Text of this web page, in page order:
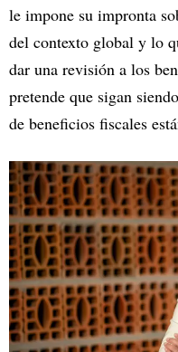
le impone su impronta
del contexto global y lo
dar una revisión a los
pretende que sigan
de beneficios fiscales